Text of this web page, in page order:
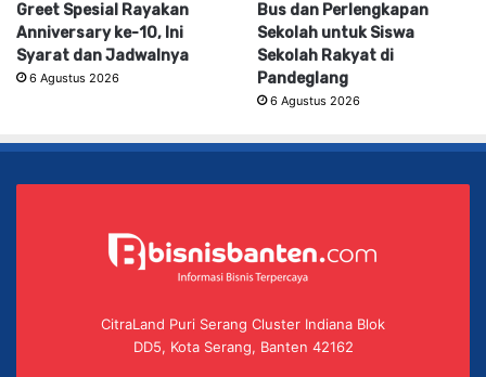
Greet Spesial Rayakan
Anniversary ke-10, Ini
Syarat dan Jadwalnya
6 Agustus 2026
Bus dan Perlengkapan
Sekolah untuk Siswa
Sekolah Rakyat di
Pandeglang
6 Agustus 2026
CitraLand Puri Serang Cluster Indiana Blok
DD5, Kota Serang, Banten 42162